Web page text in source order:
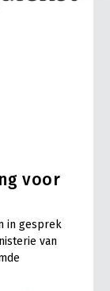
voor
in gesprek
van